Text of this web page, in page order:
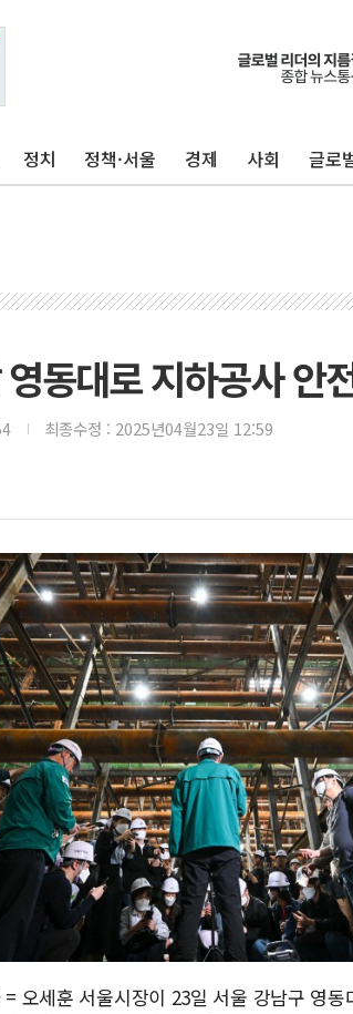
정치 정책·서울 경제 사회 글로
동대로 지하공사 안
최종수정 : 2025년04월23일 12:59
오세훈 서울시장이 23일 서울 강남구 영